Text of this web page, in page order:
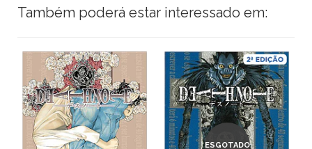
Também poderá estar interessado em:
ESGOTADO